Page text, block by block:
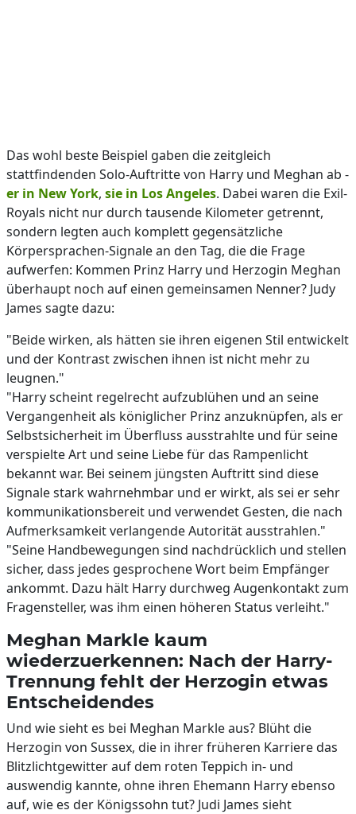
Das wohl beste Beispiel gaben die zeitgleich
stattfindenden Solo-Auftritte von Harry und Meghan ab -
er in New York, sie in Los Angeles. Dabei waren die Exil-
Royals nicht nur durch tausende Kilometer getrennt,
sondern legten auch komplett gegensätzliche
Körpersprachen-Signale an den Tag, die die Frage
aufwerfen: Kommen Prinz Harry und Herzogin Meghan
überhaupt noch auf einen gemeinsamen Nenner? Judy
James sagte dazu:
"Beide wirken, als hätten sie ihren eigenen Stil entwickelt
und der Kontrast zwischen ihnen ist nicht mehr zu
leugnen."
"Harry scheint regelrecht aufzublühen und an seine
Vergangenheit als königlicher Prinz anzuknüpfen, als er
Selbstsicherheit im Überfluss ausstrahlte und für seine
verspielte Art und seine Liebe für das Rampenlicht
bekannt war. Bei seinem jüngsten Auftritt sind diese
Signale stark wahrnehmbar und er wirkt, als sei er sehr
kommunikationsbereit und verwendet Gesten, die nach
Aufmerksamkeit verlangende Autorität ausstrahlen."
"Seine Handbewegungen sind nachdrücklich und stellen
sicher, dass jedes gesprochene Wort beim Empfänger
ankommt. Dazu hält Harry durchweg Augenkontakt zum
Fragensteller, was ihm einen höheren Status verleiht."
Meghan Markle kaum
wiederzuerkennen: Nach der Harry-
Trennung fehlt der Herzogin etwas
Entscheidendes
Und wie sieht es bei Meghan Markle aus? Blüht die
Herzogin von Sussex, die in ihrer früheren Karriere das
Blitzlichtgewitter auf dem roten Teppich in- und
auswendig kannte, ohne ihren Ehemann Harry ebenso
auf, wie es der Königssohn tut? Judi James sieht